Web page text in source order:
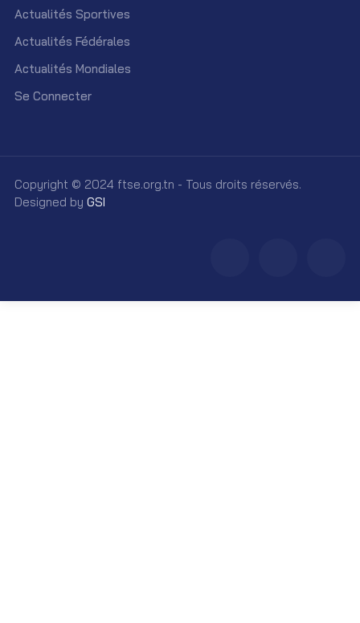
Actualités Sportives
Actualités Fédérales
Actualités Mondiales
Se Connecter
Copyright © 2024 ftse.org.tn - Tous droits réservés.
Designed by GSI